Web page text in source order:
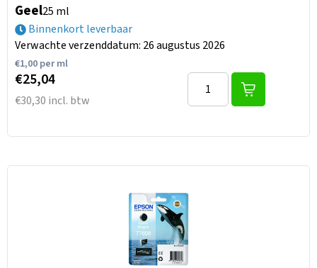
Geel25 ml
Binnenkort leverbaar
Verwachte verzenddatum: 26 augustus 2026
€1,00per ml
€25,04
€30,30 incl. btw